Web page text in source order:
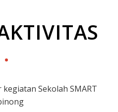
.
Sekolah SMART